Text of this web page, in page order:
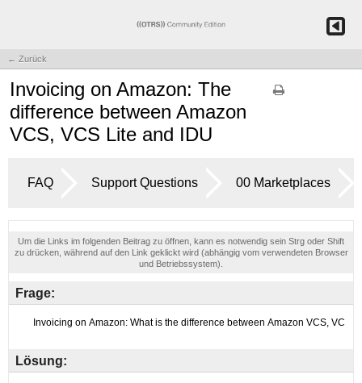
← Zurück
Invoicing on Amazon: The
difference between Amazon
VCS, VCS Lite and IDU
FAQ Support Questions 00 Marketplaces
Um die Links im folgenden Beitrag zu öffnen, kann es notwendig sein Strg oder Shift
zu drücken, während auf den Link geklickt wird (abhängig vom verwendeten Browser
und Betriebssystem).
Frage:
Lösung: